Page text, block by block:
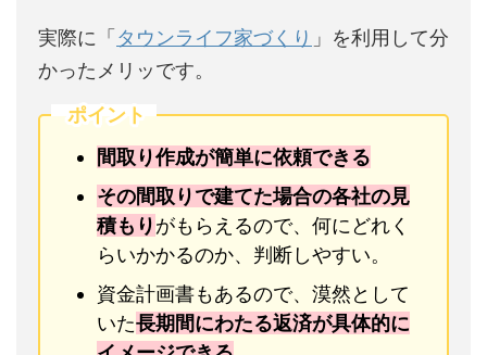
実際に「 タウンライフ家づくり 」を利用して分
かったメリッです。
ポイント
間取り作成が簡単に依頼できる
その間取りで建てた場合の各社の見
積もりがもらえるので、何にどれく
らいかかるのか、判断しやすい。
資金計画書もあるので、漠然として
いた長期間にわたる返済が具体的に